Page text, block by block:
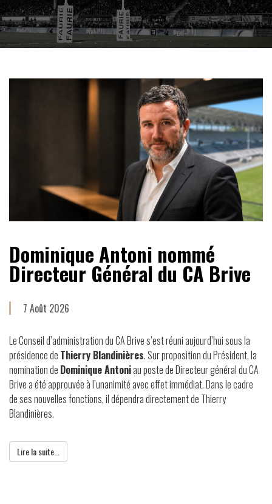
Dominique Antoni nommé
Directeur Général du CA Brive
7 Août 2026
Le Conseil d’administration du CA Brive s’est réuni aujourd’hui sous la
présidence de Thierry Blandinières. Sur proposition du Président, la
nomination de Dominique Antoniau poste de Directeur général du CA
Brive a été approuvée à l’unanimité avec effet immédiat. Dans le cadre
de ses nouvelles fonctions, il dépendra directement de Thierry
Blandinières.
Lire la suite...